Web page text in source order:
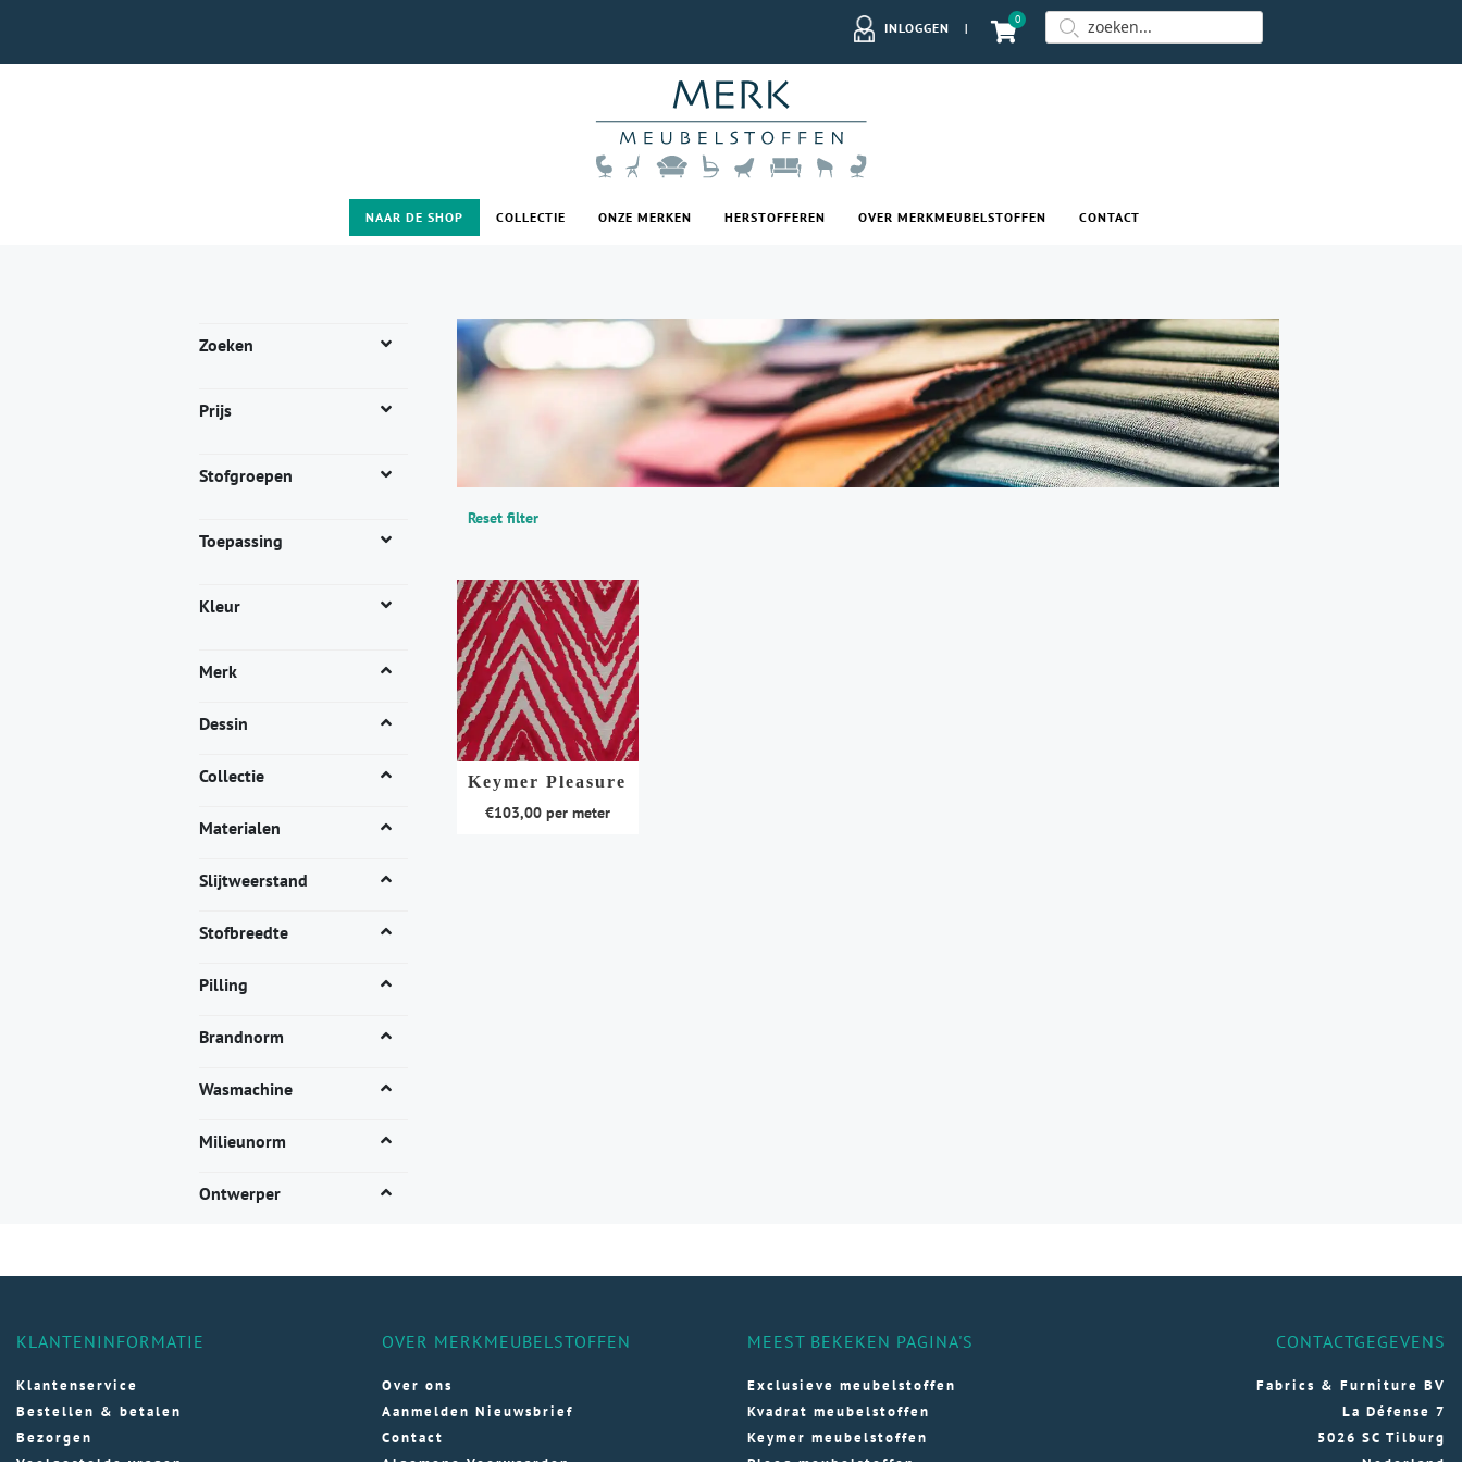
INLOGGEN |
0
NAAR DE SHOP COLLECTIE ONZE MERKEN HERSTOFFEREN OVER MERKMEUBELSTOFFEN CONTACT
Zoeken
Prijs
Stofgroepen
Toepassing
Kleur
Merk
Dessin
Collectie
Materialen
Slijtweerstand
Stofbreedte
Pilling
Brandnorm
Wasmachine
Milieunorm
Ontwerper
Reset filter
Keymer Pleasure
€103,00per meter
KLANTENINFORMATIE
Klantenservice
Bestellen & betalen
Bezorgen
OVER MERKMEUBELSTOFFEN
Over ons
Aanmelden Nieuwsbrief
Contact
MEEST BEKEKEN PAGINA'S
Exclusieve meubelstoffen
Kvadrat meubelstoffen
Keymer meubelstoffen
CONTACTGEGEVENS
Fabrics & Furniture BV
La Défense 7
5026 SC Tilburg